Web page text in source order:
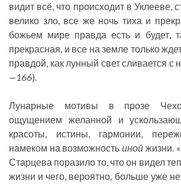
видит всё, что происходит в Уклееве,
велико зло, все же ночь тиха и
божьем мире правда есть и будет,
прекрасная, и все на земле только
правдой, как лунный свет сливается с
—166).
Лунарные мотивы в прозе
ощущением желанной и
красоты, истины, гармонии,
намеком на возможностьиной жизни.
Старцева поразило то, что он видел
жизни и чего, вероятно, больше уже не